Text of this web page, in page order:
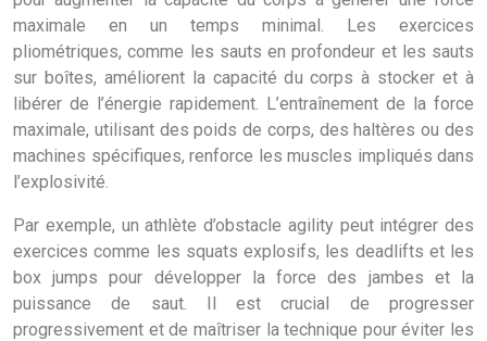
maximale en un temps minimal. Les exercices
pliométriques, comme les sauts en profondeur et les sauts
sur boîtes, améliorent la capacité du corps à stocker et à
libérer de l’énergie rapidement. L’entraînement de la force
maximale, utilisant des poids de corps, des haltères ou des
machines spécifiques, renforce les muscles impliqués dans
l’explosivité.
Par exemple, un athlète d’obstacle agility peut intégrer des
exercices comme les squats explosifs, les deadlifts et les
box jumps pour développer la force des jambes et la
puissance de saut. Il est crucial de progresser
progressivement et de maîtriser la technique pour éviter les